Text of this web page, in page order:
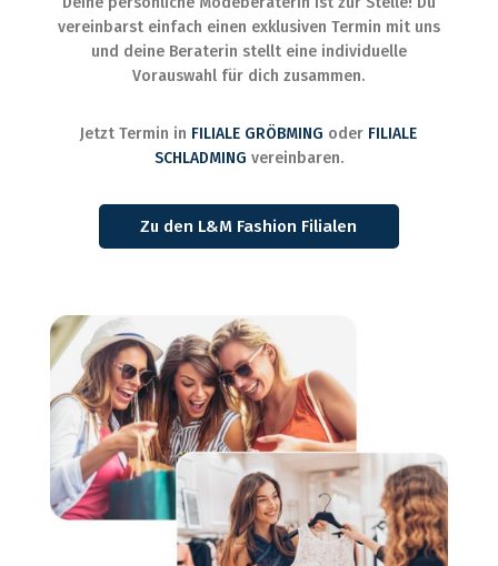
vereinbarst einfach einen exklusiven Termin mit uns
und deine Beraterin stellt eine individuelle
Vorauswahl für dich zusammen.
Jetzt Termin in FILIALE GRÖBMING oder FILIALE
SCHLADMING vereinbaren.
Zu den L&M Fashion Filialen